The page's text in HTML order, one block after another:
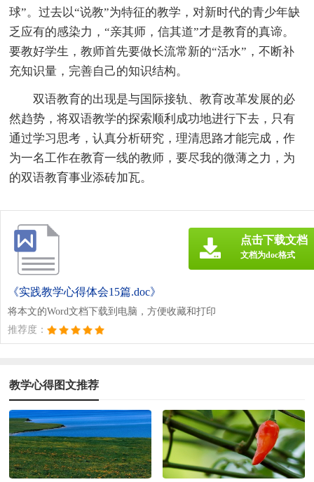
球”。过去以“说教”为特征的教学，对新时代的青少年缺
乏应有的感染力，“亲其师，信其道”才是教育的真谛。
要教好学生，教师首先要做长流常新的“活水”，不断补
充知识量，完善自己的知识结构。
双语教育的出现是与国际接轨、教育改革发展的必
然趋势，将双语教学的探索顺利成功地进行下去，只有
通过学习思考，认真分析研究，理清思路才能完成，作
为一名工作在教育一线的教师，要尽我的微薄之力，为
的双语教育事业添砖加瓦。
《实践教学心得体会15篇.doc》
将本文的Word文档下载到电脑，方便收藏和打印
推荐度：
点击下载文档
文档为doc格式
教学心得图文推荐